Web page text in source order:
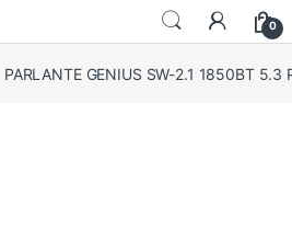
0
PARLANTE GENIUS SW-2.1 1850BT 5.3